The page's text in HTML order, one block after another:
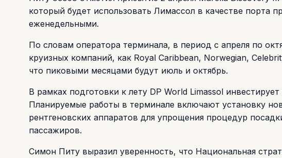
который будет использовать Лимассол в качестве порта
еженедельными.
По словам оператора терминала, в период с апреля по
круизных компаний, как Royal Caribbean, Norwegian,
что пиковыми месяцами будут июль и октябрь.
В рамках подготовки к лету DP World Limassol
Планируемые работы в терминале включают установку
рентгеновских аппаратов для упрощения процедур
пассажиров.
Симон Питу выразил уверенность, что Национальная